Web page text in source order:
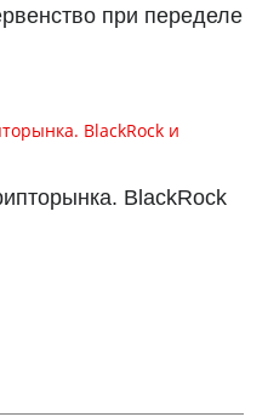
при переделе
BlackRock